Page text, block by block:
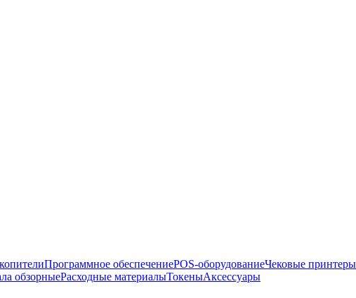
Программное обеспечениеPOS-оборудованиеЧековые принтеры
обзорныеРасходные материалыТокеныАксессуары